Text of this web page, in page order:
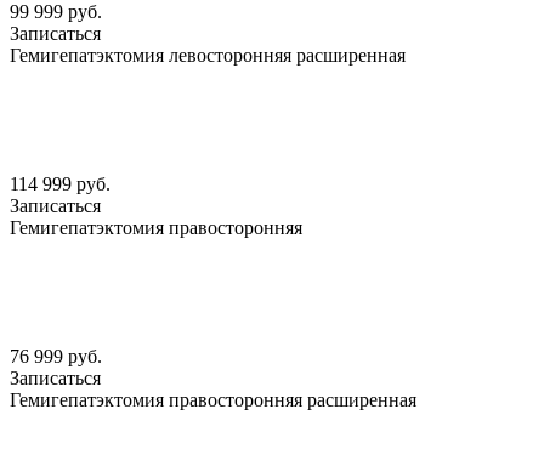
99 999 руб.
Записаться
Гемигепатэктомия левосторонняя расширенная
114 999 руб.
Записаться
Гемигепатэктомия правосторонняя
76 999 руб.
Записаться
Гемигепатэктомия правосторонняя расширенная